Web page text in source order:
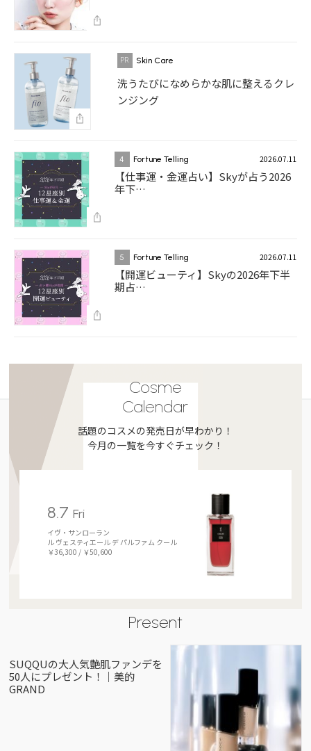
Skin Care
洗うたびになめらかな肌に整えるクレ
ンジング
4 Fortune Telling 2026.07.11
【仕事運・金運占い】Skyが占う2026
年下…
5 Fortune Telling 2026.07.11
【開運ビューティ】Skyの2026年下半
期占…
Cosme
Calendar
話題のコスメの発売日が早わかり！
今月の一覧を今すぐチェック！
8.7 Fri
イヴ・サンローラン
ル ヴェスティエール デ パルファム クール
￥36,300 / ￥50,600
Present
SUQQUの大人気艶肌ファンデを
50人にプレゼント！｜美的
GRAND